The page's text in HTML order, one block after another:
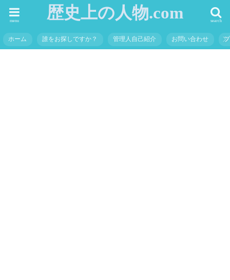
歴史上の人物.com search
menu
ホーム 誰をお探しですか？ 管理人自己紹介 お問い合わせ